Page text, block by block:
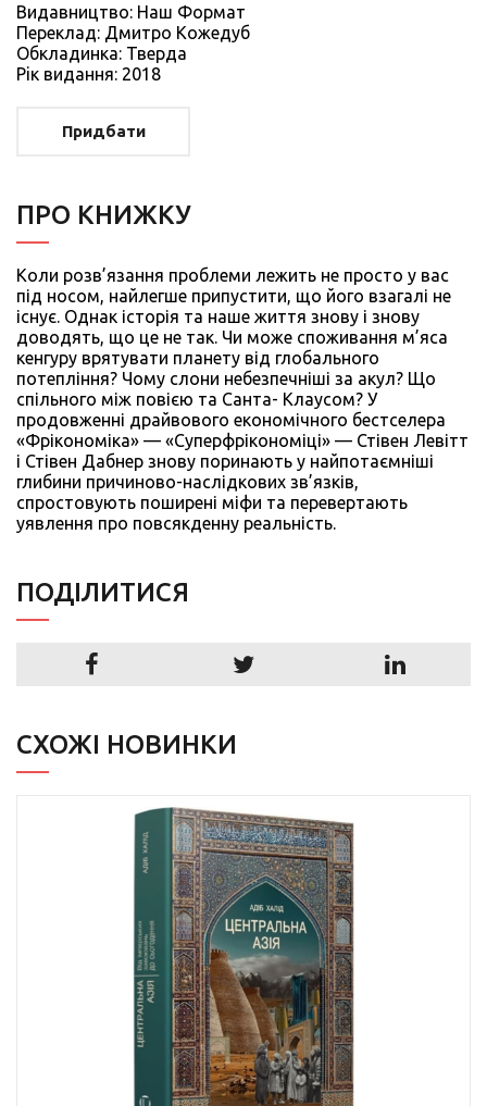
Видавництво: Наш Формат
Переклад: Дмитро Кожедуб
Обкладинка: Тверда
Рiк видання: 2018
Придбати
ПРО КНИЖКУ
Коли розв’язання проблеми лежить не просто у вас
під носом, найлегше припустити, що його взагалі не
існує. Однак історія та наше життя знову і знову
доводять, що це не так. Чи може споживання м’яса
кенгуру врятувати планету від глобального
потепління? Чому слони небезпечніші за акул? Що
спільного між повією та Санта- Клаусом? У
продовженні драйвового економічного бестселера
«Фрікономіка» — «Суперфрікономіці» — Стівен Левітт
і Стівен Дабнер знову поринають у найпотаємніші
глибини причиново-наслідкових зв’язків,
спростовують поширені міфи та перевертають
уявлення про повсякденну реальність.
ПОДIЛИТИСЯ
СХОЖІ НОВИНКИ